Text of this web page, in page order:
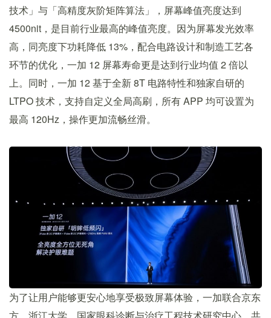
技术」与「高精度灰阶矩阵算法」，屏幕峰值亮度达到
4500nit，是目前行业最高的峰值亮度。因为屏幕发光效率
高，同亮度下功耗降低 13%，配合电路设计和制造工艺各
环节的优化，一加 12 屏幕寿命更是达到行业均值 2 倍以
上。同时，一加 12 基于全新 8T 电路特性和独家自研的
LTPO 技术，支持自定义全局高刷，所有 APP 均可设置为
最高 120Hz，操作更加流畅丝滑。
为了让用户能够更安心地享受极致屏幕体验，一加联合京东